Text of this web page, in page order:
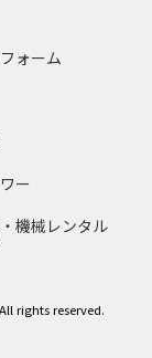
ォーム
ー
機械レンタル
rights reserved.